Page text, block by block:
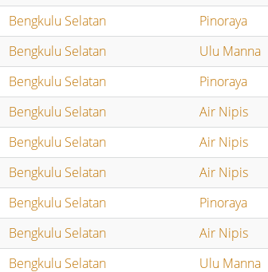
Bengkulu Selatan Pinoraya
Bengkulu Selatan Ulu Manna
Bengkulu Selatan Pinoraya
Bengkulu Selatan Air Nipis
Bengkulu Selatan Air Nipis
Bengkulu Selatan Air Nipis
Bengkulu Selatan Pinoraya
Bengkulu Selatan Air Nipis
Bengkulu Selatan Ulu Manna